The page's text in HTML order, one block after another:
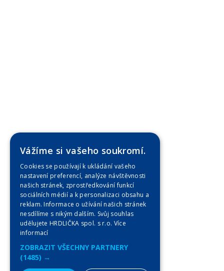
Vážíme si vašeho soukromí.
Cookies se používají k ukládání vašeho
nastavení preferencí, analýze návštěvnosti
našich stránek, zprostředkování funkcí
sociálních médií a k personalizaci obsahu a
reklam. Informace o užívání našich stránek
nesdílíme s nikým dalším. Svůj souhlas
udělujete HRDLIČKA spol. s r.o. Více
informací
ZOBRAZIT VŠECHNY PARTNERY
(1485) →